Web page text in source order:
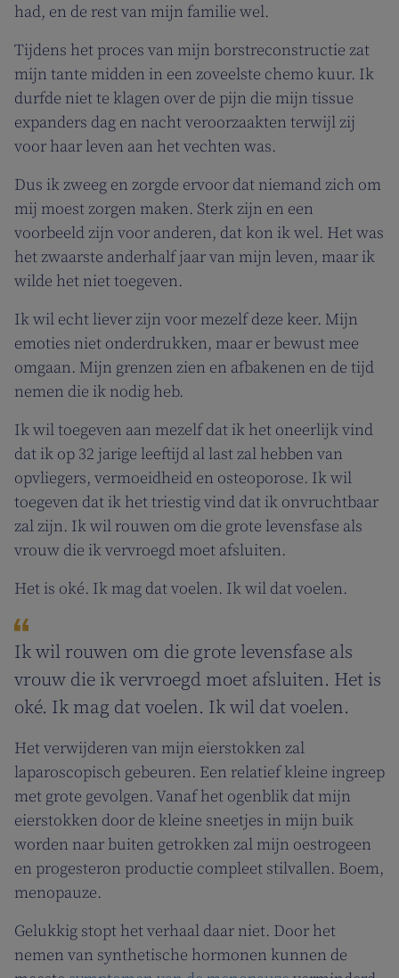
had, en de rest van mijn familie wel.
Tijdens het proces van mijn borstreconstructie zat
mijn tante midden in een zoveelste chemo kuur. Ik
durfde niet te klagen over de pijn die mijn tissue
expanders dag en nacht veroorzaakten terwijl zij
voor haar leven aan het vechten was.
Dus ik zweeg en zorgde ervoor dat niemand zich om
mij moest zorgen maken. Sterk zijn en een
voorbeeld zijn voor anderen, dat kon ik wel. Het was
het zwaarste anderhalf jaar van mijn leven, maar ik
wilde het niet toegeven.
Ik wil echt liever zijn voor mezelf deze keer. Mijn
emoties niet onderdrukken, maar er bewust mee
omgaan. Mijn grenzen zien en afbakenen en de tijd
nemen die ik nodig heb.
Ik wil toegeven aan mezelf dat ik het oneerlijk vind
dat ik op 32 jarige leeftijd al last zal hebben van
opvliegers, vermoeidheid en osteoporose. Ik wil
toegeven dat ik het triestig vind dat ik onvruchtbaar
zal zijn. Ik wil rouwen om die grote levensfase als
vrouw die ik vervroegd moet afsluiten.
Het is oké. Ik mag dat voelen. Ik wil dat voelen.
Ik wil rouwen om die grote levensfase als
vrouw die ik vervroegd moet afsluiten. Het is
oké. Ik mag dat voelen. Ik wil dat voelen.
Het verwijderen van mijn eierstokken zal
laparoscopisch gebeuren. Een relatief kleine ingreep
met grote gevolgen. Vanaf het ogenblik dat mijn
eierstokken door de kleine sneetjes in mijn buik
worden naar buiten getrokken zal mijn oestrogeen
en progesteron productie compleet stilvallen. Boem,
menopauze.
Gelukkig stopt het verhaal daar niet. Door het
nemen van synthetische hormonen kunnen de